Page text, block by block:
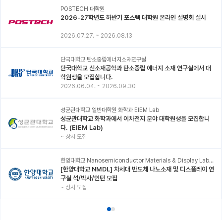
POSTECH 대학원
2026-27학년도 하반기 포스텍 대학원 온라인 설명회 실시
2026.07.27. ~ 2026.08.13
단국대학교 탄소중립에너지소재연구실
단국대학교 신소재공학과 탄소중립 에너지 소재 연구실에서 대
학원생을 모집합니다.
2026.06.04. ~ 2026.09.30
성균관대학교 일반대학원 화학과 EIEM Lab
성균관대학교 화학과에서 이차전지 분야 대학원생을 모집합니
다. (EIEM Lab)
~ 상시 모집
한양대학교 Nanosemiconductor Materials & Display Laboratory
[한양대학교 NMDL] 차세대 반도체 나노소재 및 디스플레이 연
구실 석/박사/인턴 모집
~ 상시 모집